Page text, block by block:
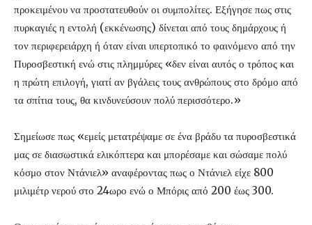
προκειμένου να προστατευθούν οι συμπολίτες. Εξήγησε πως στις
πυρκαγιές η εντολή (εκκένωσης) δίνεται από τους δημάρχους ή
τον περιφερειάρχη ή όταν είναι υπερτοπικό το φαινόμενο από την
Πυροσβεστική ενώ στις πλημμύρες «δεν είναι αυτός ο τρόπος και
η πρώτη επιλογή, γιατί αν βγάλεις τους ανθρώπους στο δρόμο από
τα σπίτια τους, θα κινδυνεύσουν πολύ περισσότερο.»
Σημείωσε πως «εμείς μετατρέψαμε σε ένα βράδυ τα πυροσβεστικά
μας σε διασωστικά ελικόπτερα και μπορέσαμε και σώσαμε πολύ
κόσμο στον Ντάνιελ» αναφέροντας πως ο Ντάνιελ είχε 800
μιλιμέτρ νερού στο 24ωρο ενώ ο Μπόρις από 200 έως 300.